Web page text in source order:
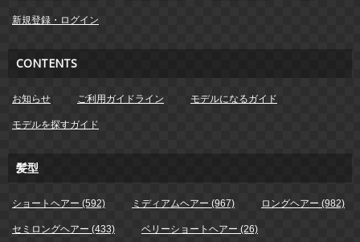
新規登録・ログイン
CONTENTS
お知らせ ご利用ガイドライン モデルになるガイド
モデルを探すガイド
髪型
ショートヘアー (592) ミディアムヘアー (967) ロングヘアー (982)
セミロングヘアー (433) ベリーショートヘアー (26)